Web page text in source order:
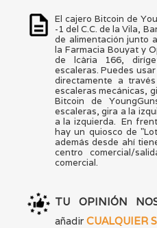
El cajero Bitcoin de
-1 del C.C. de la Vila,
de alimentación junto
la Farmacia Bouyat y
de lcària 166,
escaleras. Puedes
directamente a
escaleras mecánicas,
Bitcoin de
escaleras, gira a la
a la izquierda. En
hay un quiosco de
además desde ahí
centro comercial/
comercial.
TU OPINIÓN
añadir CUALQUIER